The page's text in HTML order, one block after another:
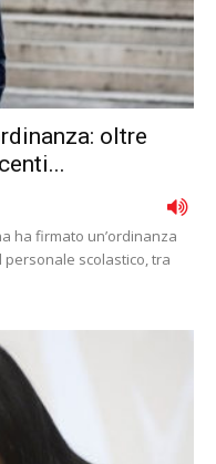
oltre
ha firmato un’ordinanza
scolastico, tra